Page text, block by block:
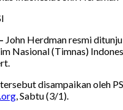
John Herdman resmi
Nasional (Timnas)
disampaikan oleh
, Sabtu (3/1).